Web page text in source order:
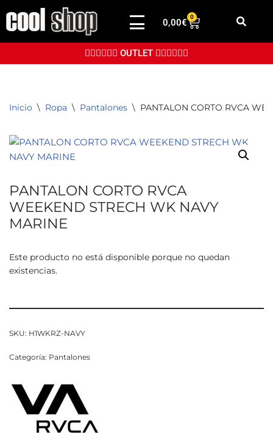
Saltar
contenido
0,00€
0
👉🏼👉🏼👉🏼 OUTLET 👈🏼👈🏼👈🏼
Inicio \ Ropa \ Pantalones \ PANTALON CORTO RVCA
PANTALON CORTO RVCA
WEEKEND STRECH WK NAVY
MARINE
Este producto no está disponible porque no quedan
existencias.
SKU: H1WKRZ-NAVY
Categoría: Pantalones